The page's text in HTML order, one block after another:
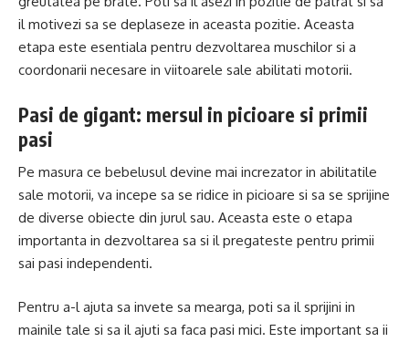
il motivezi sa se deplaseze in aceasta pozitie. Aceasta
etapa este esentiala pentru dezvoltarea muschilor si a
coordonarii necesare in viitoarele sale abilitati motorii.
Pasi de gigant: mersul in picioare si primii
pasi
Pe masura ce bebelusul devine mai increzator in abilitatile
sale motorii, va incepe sa se ridice in picioare si sa se sprijine
de diverse obiecte din jurul sau. Aceasta este o etapa
importanta in dezvoltarea sa si il pregateste pentru primii
sai pasi independenti.
Pentru a-l ajuta sa invete sa mearga, poti sa il sprijini in
mainile tale si sa il ajuti sa faca pasi mici. Este important sa ii